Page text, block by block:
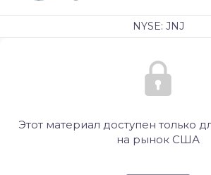
Этот материал доступен только
на рынок США
NYSE: JNJ